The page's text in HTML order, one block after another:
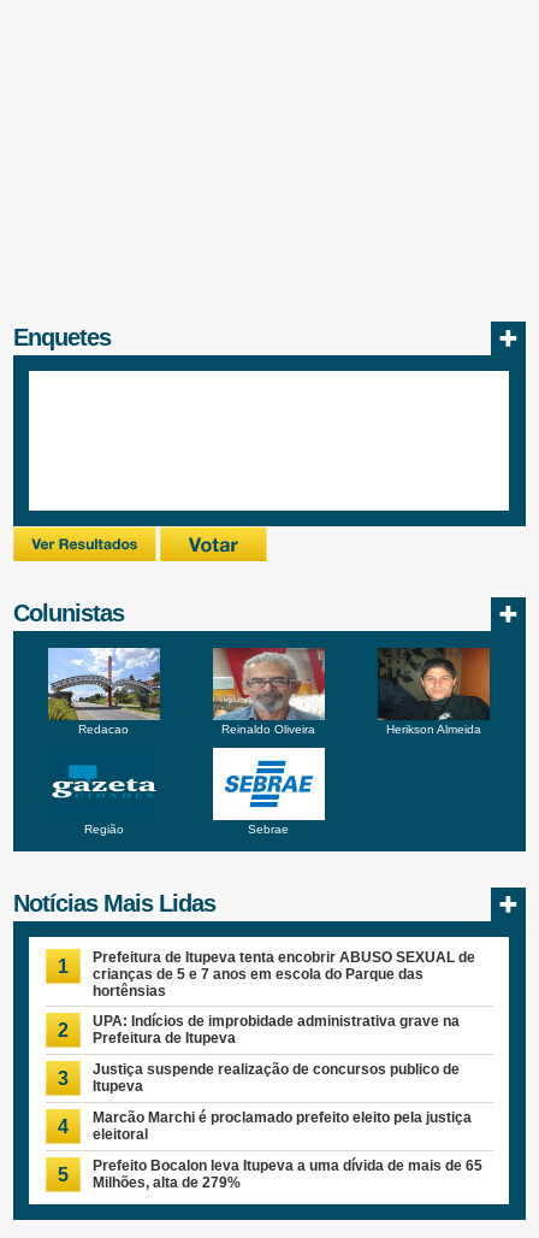
Enquetes
Colunistas
Redacao Reinaldo Oliveira Herikson Almeida
Região Sebrae
Notícias Mais Lidas
1
Prefeitura de Itupeva tenta encobrir ABUSO SEXUAL de
crianças de 5 e 7 anos em escola do Parque das
hortênsias
2
UPA: Indícios de improbidade administrativa grave na
Prefeitura de Itupeva
3
Justiça suspende realização de concursos publico de
Itupeva
4
Marcão Marchi é proclamado prefeito eleito pela justiça
eleitoral
5
Prefeito Bocalon leva Itupeva a uma dívida de mais de 65
Milhões, alta de 279%